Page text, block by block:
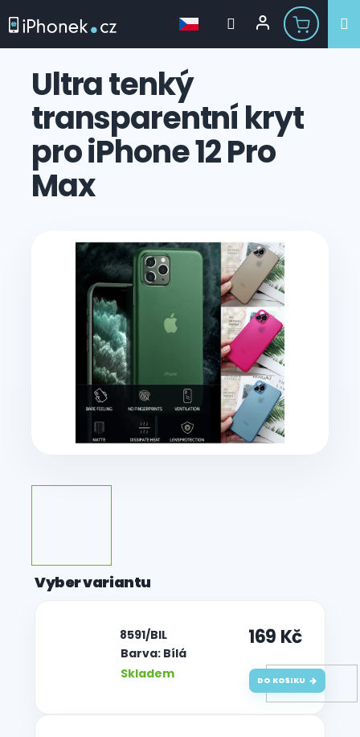
obsahUltra tenký
transparentní kryt
pro iPhone 12 Pro
Max
Barva: Bílá
Skladem
| 8591/BIL 169 Kč
DO KOŠÍKU